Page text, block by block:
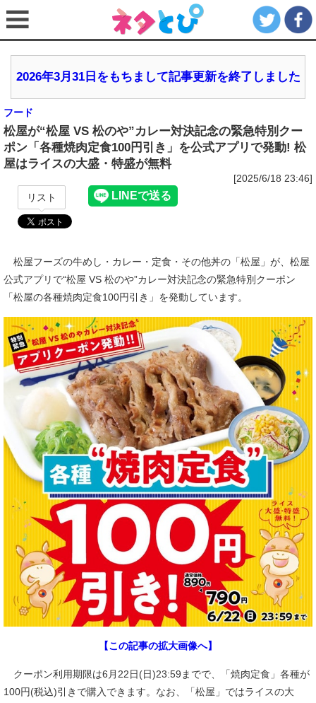
2026年3月31日をもちまして記事更新を終了しました
フード
松屋が“松屋 VS 松のや”カレー対決記念の緊急特別クー
ポン「各種焼肉定食100円引き」を公式アプリで発動! 松
屋はライスの大盛・特盛が無料
[2025/6/18 23:46]
リスト
松屋フーズの牛めし・カレー・定食・その他丼の「松屋」が、松屋
公式アプリで“松屋 VS 松のや”カレー対決記念の緊急特別クーポン
「松屋の各種焼肉定食100円引き」を発動しています。
【この記事の拡大画像へ】
クーポン利用期限は6月22日(日)23:59までで、「焼肉定食」各種が
100円(税込)引きで購入できます。なお、「松屋」ではライスの大